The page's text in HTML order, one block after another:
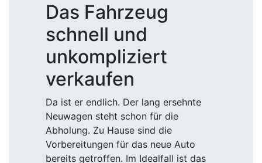
Das Fahrzeug
schnell und
unkompliziert
verkaufen
Da ist er endlich. Der lang ersehnte
Neuwagen steht schon für die
Abholung. Zu Hause sind die
Vorbereitungen für das neue Auto
bereits getroffen. Im Idealfall ist das